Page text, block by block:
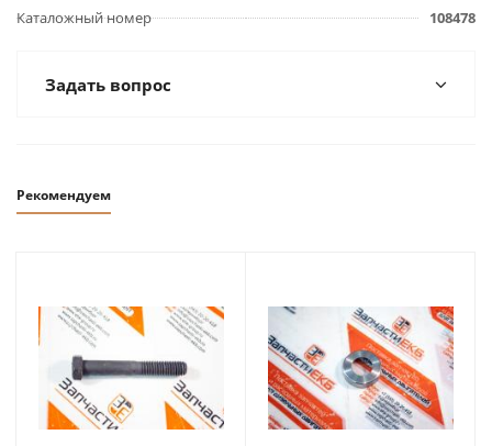
Каталожный номер 108478
Задать вопрос
Рекомендуем